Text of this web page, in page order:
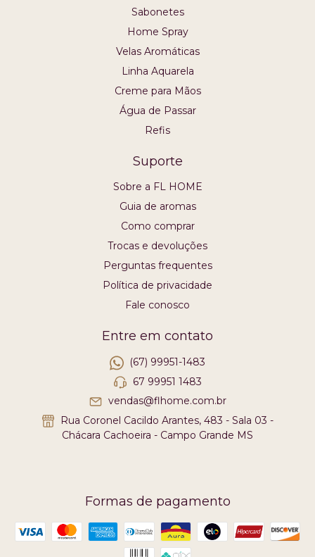
Sabonetes
Home Spray
Velas Aromáticas
Linha Aquarela
Creme para Mãos
Água de Passar
Refis
Suporte
Sobre a FL HOME
Guia de aromas
Como comprar
Trocas e devoluções
Perguntas frequentes
Política de privacidade
Fale conosco
Entre em contato
(67) 99951-1483
67 99951 1483
vendas@flhome.com.br
Rua Coronel Cacildo Arantes, 483 - Sala 03 -
Chácara Cachoeira - Campo Grande MS
Formas de pagamento